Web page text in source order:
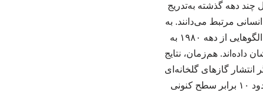
چند دهه گذشته به‌تدریج
مرتبط می‌دانند. به
گفته کوردرو، موج گرمای اخیر درنتیجه وزش بسیار شدید بادهای غربی شکل گرفته است. چنین الگوهایی از دهه ۱۹۸۰ به
داده‌اند. هم‌زمان، نتایج
گازهای گلخانه‌ای
به‌طور چشمگیری کاهش نیابد، میزان ذوب یخ‌های جنوبگان تا پایان قرن حاضر ممکن است به حدود ۱۰ برابر سطح کنونی